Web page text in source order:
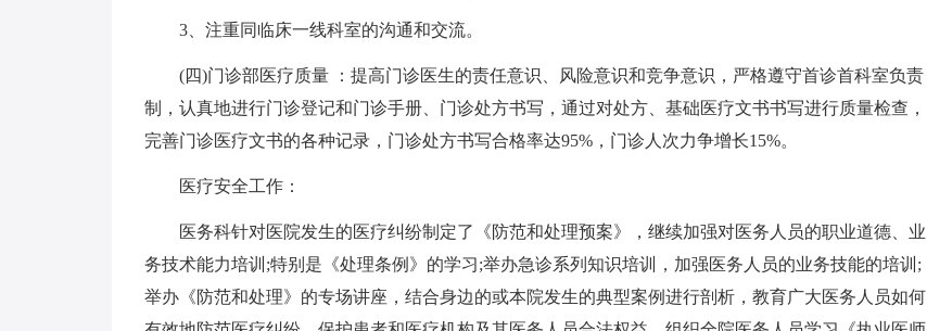
3、注重同临床一线科室的沟通和交流。
(四)门诊部医疗质量 ：提高门诊医生的责任意识、风险意识和竞争意识，严格遵守首诊首科室负责
制，认真地进行门诊登记和门诊手册、门诊处方书写，通过对处方、基础医疗文书书写进行质量检查，
完善门诊医疗文书的各种记录，门诊处方书写合格率达95%，门诊人次力争增长15%。
医疗安全工作：
医务科针对医院发生的医疗纠纷制定了《防范和处理预案》，继续加强对医务人员的职业道德、业
务技术能力培训;特别是《处理条例》的学习;举办急诊系列知识培训，加强医务人员的业务技能的培训;
举办《防范和处理》的专场讲座，结合身边的或本院发生的典型案例进行剖析，教育广大医务人员如何